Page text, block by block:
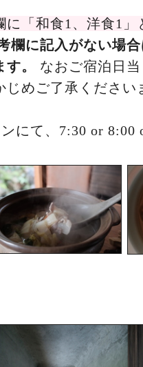
に「和食1、洋食1
欄に記入がない場
。
なおご宿泊日
じめご了承ください
にて、7:30 or 8:00